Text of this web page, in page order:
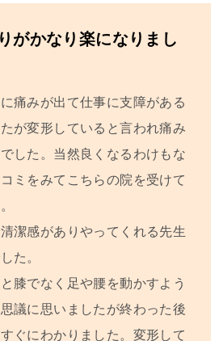
がかなり楽になりまし
痛みが出て仕事に支障がある
が変形していると言われ痛み
した。 当然良くなるわけもな
ミをみてこちらの院を受けて
潔感がありやってくれる先生
た。
膝でなく足や腰を動かすよう
議に思いましたが終わった後
ぐにわかりました。 変形して